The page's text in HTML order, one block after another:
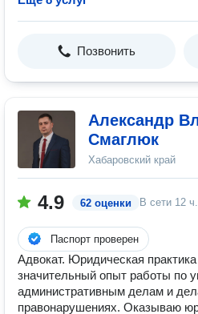
Позвонить
Александр
Смаглюк
Хабаровский край
4.9 62 оценки В сети 12
Паспорт проверен
Адвокат. Юридическая
значительный опыт работы по
административным делам и
правонарушениях. Оказываю